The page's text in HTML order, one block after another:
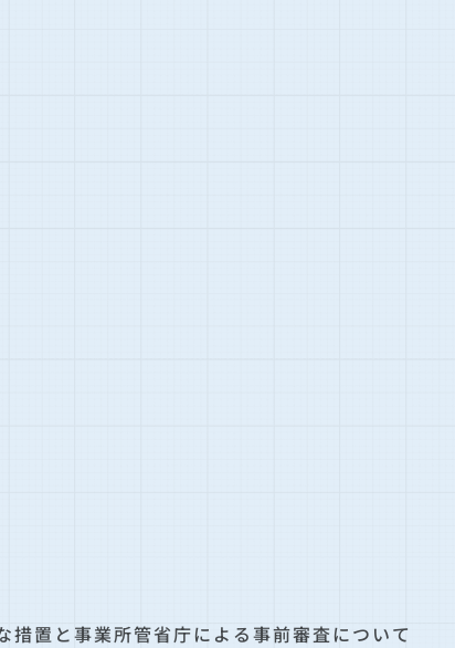
措置と事業所管省庁による事前審査について